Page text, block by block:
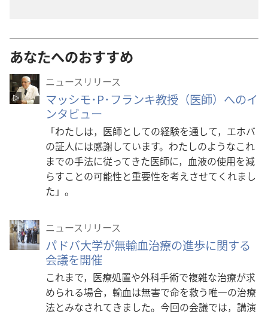
あなたへのおすすめ
ニュースリリース
マッシモ･P･フランキ教授（医師）へのイ
ンタビュー
「わたしは，医師としての経験を通して，エホバ
の証人には感謝しています。わたしのようなこれ
までの手法に従ってきた医師に，血液の使用を減
らすことの可能性と重要性を考えさせてくれまし
た」。
ニュースリリース
パドバ大学が無輸血治療の進歩に関する
会議を開催
これまで，医療処置や外科手術で複雑な治療が求
められる場合，輸血は無害で命を救う唯一の治療
法とみなされてきました。今回の会議では，講演